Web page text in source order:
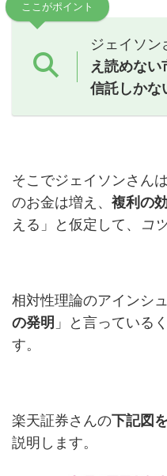
ここがポイント
ジェイソン
え読めな
信託しかな
そこでジェイソンさん
のお金は増え、 複利の
える」と仮定して、
コ
相対性理論のアインシ
の発明 」と言っている
す。
楽天証券さんの下記図
説明します。